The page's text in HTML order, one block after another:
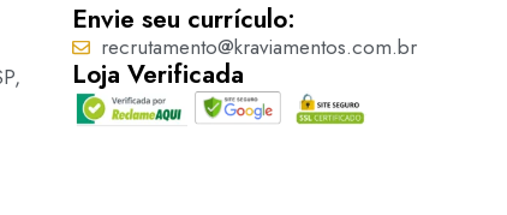
Envie seu currículo:
recrutamento@kraviamentos.com.br
Loja Verificada